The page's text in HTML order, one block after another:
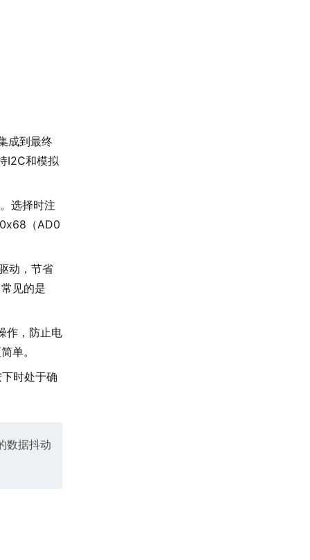
成到最终
I2C和模拟
选择时注
（AD0
动，节省
见的是
作，防止电
单。
时处于确
数据抖动